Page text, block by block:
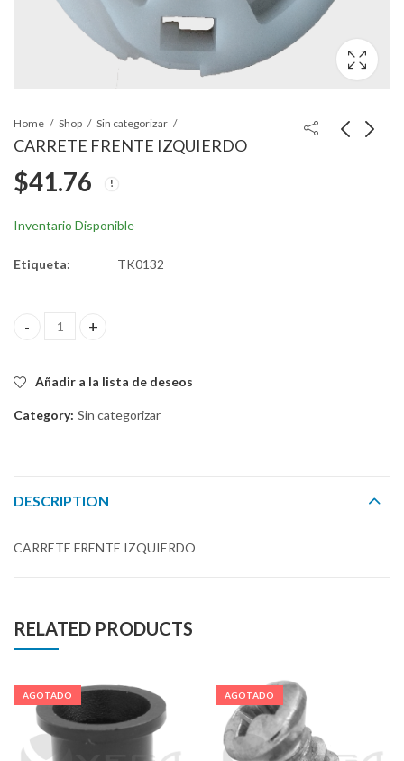
Home Shop Sin categorizar
CARRETE FRENTE IZQUIERDO
$41.76
Inventario Disponible
Etiqueta: TK0132
CARRETE FRENTE IZQUIERDO quantity
Añadir a la lista de deseos
Category: Sin categorizar
DESCRIPTION
CARRETE FRENTE IZQUIERDO
RELATED PRODUCTS
AGOTADO AGOTADO